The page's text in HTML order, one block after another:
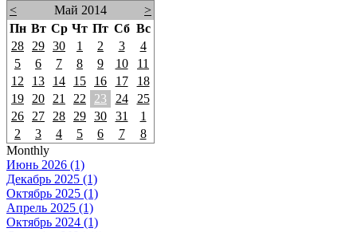
<
Май 2014
>
Пн Вт Ср Чт Пт Сб Вс
28
29 30 1 2 3
4
5
6 7 8 9 10
11
12
13 14 15 16 17
18
19
20 21 22 23 24
25
26
27 28 29 30 31
1
2
3 4 5 6 7
8
Monthly
Июнь 2026 (1)
Декабрь 2025 (1)
Октябрь 2025 (1)
Апрель 2025 (1)
Октябрь 2024 (1)